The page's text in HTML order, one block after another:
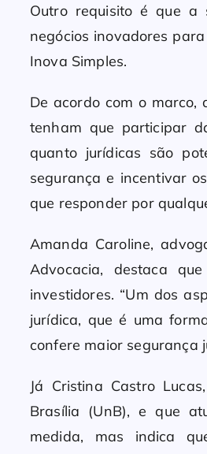
Outro requisito é que a
negócios inovadores
Inova Simples.
De acordo com o marco,
tenham que participar
quanto jurídicas são
segurança e incentivar
que responder por
Amanda Caroline,
Advocacia, destaca
investidores. “Um dos
jurídica, que é uma
confere maior segurança
Já Cristina Castro
Brasília (UnB), e que
medida, mas indica